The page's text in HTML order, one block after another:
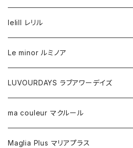
lelill レリル
Le minor ルミノア
LUVOURDAYS ラブアワーデイズ
ma couleur マクルール
Maglia Plus マリアプラス